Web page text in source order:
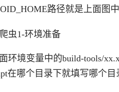
路径就是上面图
环境变量中的build-tools/
在哪个目录下就填写哪个目